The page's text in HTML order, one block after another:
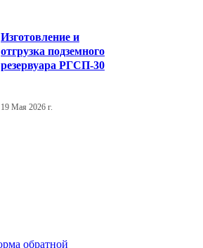
Изготовление и
отгрузка подземного
резервуара РГСП-30
19 Мая 2026 г.